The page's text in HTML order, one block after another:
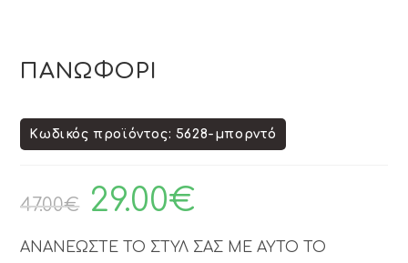
ΠΑΝΩΦΟΡΙ
Κωδικός προϊόντος: 5628-μπορντό
47.00€ 29.00€
ΑΝΑΝΕΩΣΤΕ ΤΟ ΣΤΥΛ ΣΑΣ ΜΕ ΑΥΤΟ ΤΟ